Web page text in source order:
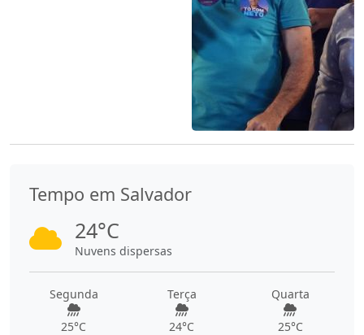
Tempo em Salvador
24°C
Nuvens dispersas
Segunda
25°C
Terça
24°C
Quarta
25°C